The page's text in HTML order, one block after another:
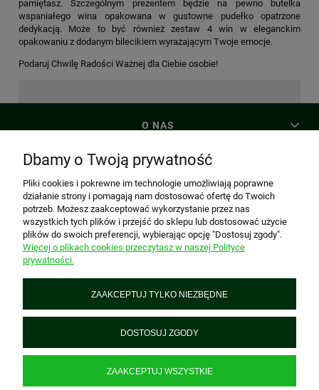
pamiętasz. Szczególnym prezentem będzie na pewno butelka
wspaniałego wina opakowana w gustowne pudełko opatrzone
dedykacją. Może to być również zestaw 4 win w eleganckim
opakowaniu z dodanym bilecikiem wyrażającym Twoje emocje.
Podaruj Chwilę Radości Ważnej dla Ciebie osobie!
O NAS
MOJE KONTO
PŁATNOŚCI I DOSTAWA
PREZENTtogo
+48 695 928 312
biuro@prezenttogo.pl
Dbamy o Twoją prywatność
Pliki cookies i pokrewne im technologie umożliwiają poprawne
działanie strony i pomagają nam dostosować ofertę do Twoich
potrzeb. Możesz zaakceptować wykorzystanie przez nas
wszystkich tych plików i przejść do sklepu lub dostosować użycie
plików do swoich preferencji, wybierając opcję "Dostosuj zgody".
Więcej o plikach cookies przeczytasz w naszej Polityce
prywatności.
ZAAKCEPTUJ TYLKO NIEZBĘDNE
DOSTOSUJ ZGODY
ZAAKCEPTUJ WSZYSTKIE